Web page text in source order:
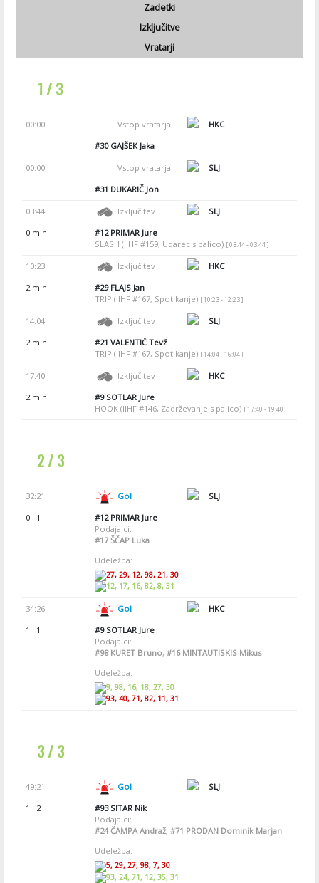
Zadetki
Izključitve
Vratarji
1 / 3
00:00 Vstop vratarja
HKC
#30GAJŠEK Jaka
00:00 Vstop vratarja
SLJ
#31 DUKARIČ Jon
03:44 Izključitev
SLJ
0 min
#12PRIMAR Jure
SLASH (IIHF #159, Udarec s palico) [ 03:44 - 03:44 ]
10:23 Izključitev
HKC
2 min
#29FLAJS Jan
TRIP (IIHF #167, Spotikanje) [ 10:23 - 12:23 ]
14:04 Izključitev
SLJ
2 min
#21 VALENTIČ Tevž
TRIP (IIHF #167, Spotikanje) [ 14:04 - 16:04 ]
17:40 Izključitev
HKC
2 min
#9SOTLAR Jure
HOOK (IIHF #146, Zadrževanje s palico) [ 17:40 - 19:40 ]
2 / 3
32:21 Gol
SLJ
0 : 1
#12PRIMAR Jure
Podajalci:
#17ŠČAP Luka
Udeležba:
27, 29, 12, 98, 21, 30
12, 17, 16, 82, 8, 31
34:26 Gol
HKC
1 : 1
#9SOTLAR Jure
Podajalci:
#98KURET Bruno, #16MINTAUTISKIS Mikus
Udeležba:
9, 98, 16, 18, 27, 30
93, 40, 71, 82, 11, 31
3 / 3
49:21 Gol
SLJ
1 : 2
#93SITAR Nik
Podajalci:
#24ČAMPA Andraž, #71 PRODAN Dominik Marjan
Udeležba:
5, 29, 27, 98, 7, 30
93, 24, 71, 12, 35, 31